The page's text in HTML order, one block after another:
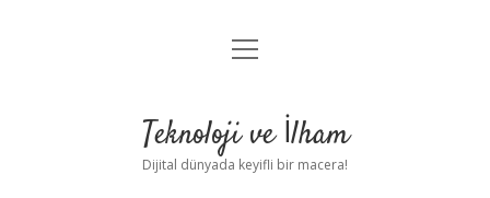
Anasayfa
Yasal Uyarı
menüyü
Teknoloji ve İlham
Dijital dünyada keyifli bir macera!